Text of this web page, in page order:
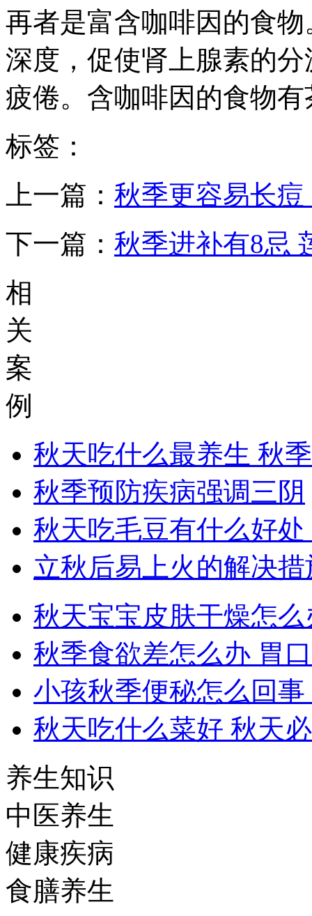
再者是富含咖啡因的食
深度，促使肾上腺素的
疲倦。含咖啡因的食物
标签：
上一篇： 秋季更容易长
下一篇： 秋季进补有8忌
相
关
案
例
秋天吃什么最养生 秋
秋季预防疾病强调三阴
秋天吃毛豆有什么好
立秋后易上火的解决
秋天宝宝皮肤干燥怎
秋季食欲差怎么办 胃
小孩秋季便秘怎么回
秋天吃什么菜好 秋天
养生知识
中医养生
健康疾病
食膳养生